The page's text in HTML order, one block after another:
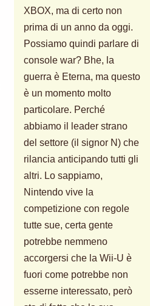
XBOX, ma di certo non
prima di un anno da oggi.
Possiamo quindi parlare di
console war? Bhe, la
guerra è Eterna, ma questo
è un momento molto
particolare. Perché
abbiamo il leader strano
del settore (il signor N) che
rilancia anticipando tutti gli
altri. Lo sappiamo,
Nintendo vive la
competizione con regole
tutte sue, certa gente
potrebbe nemmeno
accorgersi che la Wii-U è
fuori come potrebbe non
esserne interessato, però